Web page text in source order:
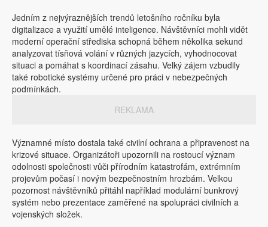
Jedním z nejvýraznějších trendů letošního ročníku byla
digitalizace a využití umělé inteligence. Návštěvníci mohli vidět
moderní operační střediska schopná během několika sekund
analyzovat tísňová volání v různých jazycích, vyhodnocovat
situaci a pomáhat s koordinací zásahu. Velký zájem vzbudily
také robotické systémy určené pro práci v nebezpečných
podmínkách.
REKLAMA
Významné místo dostala také civilní ochrana a připravenost na
krizové situace. Organizátoři upozornili na rostoucí význam
odolnosti společnosti vůči přírodním katastrofám, extrémním
projevům počasí i novým bezpečnostním hrozbám. Velkou
pozornost návštěvníků přitáhl například modulární bunkrový
systém nebo prezentace zaměřené na spolupráci civilních a
vojenských složek.